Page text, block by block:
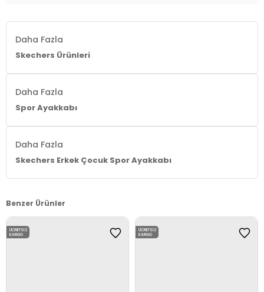
Daha Fazla
Skechers Ürünleri
Daha Fazla
Spor Ayakkabı
Daha Fazla
Skechers Erkek Çocuk Spor Ayakkabı
Benzer Ürünler
ÜCRETSIZ
KARGO
ÜCRETSIZ
KARGO